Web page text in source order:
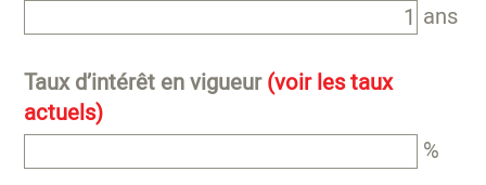
ans
Taux d’intérêt en vigueur(voir les taux
actuels)
%